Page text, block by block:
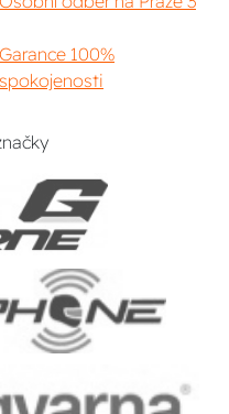
Garance 100%
spokojenosti